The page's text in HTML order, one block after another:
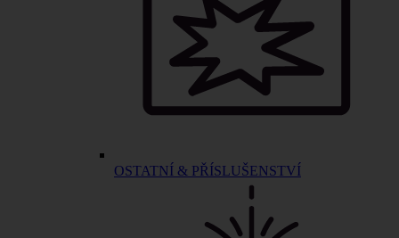
OSTATNÍ & PŘÍSLUŠENSTVÍ